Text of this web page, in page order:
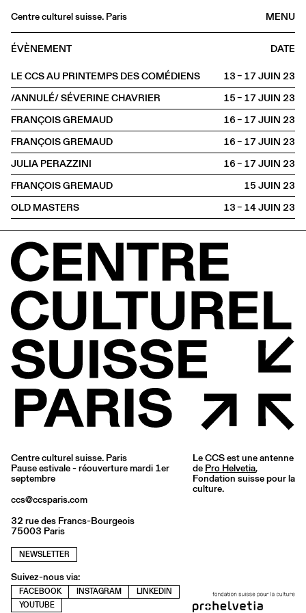
MENU
Centre culturel suisse. Paris
Agenda
Buvette
Archives
Médiathèque
Éditions
Informations
FR/EN
HORS LES MURS Montpellier
ÉVÈNEMENT
DATE
LE CCS AU PRINTEMPS DES COMÉDIENS
13 – 17 JUIN2023
/ANNULÉ/ SÉVERINE CHAVRIER
15 – 17 JUIN2023
FRANÇOIS GREMAUD
16 – 17 JUIN2023
FRANÇOIS GREMAUD
16 – 17 JUIN2023
JULIA PERAZZINI
16 – 17 JUIN2023
FRANÇOIS GREMAUD
15 JUIN2023
OLD MASTERS
13 – 14 JUIN2023
Centre culturel suisse. Paris
Pause estivale - réouverture mardi 1er
septembre
ccs@ccsparis.com
32 rue des Francs-Bourgeois
75003 Paris
NEWSLETTER
Suivez-nous via:
FACEBOOK INSTAGRAM
LINKEDIN
YOUTUBE
Le CCS est une antenne
de Pro Helvetia,
Fondation suisse pour la
culture.